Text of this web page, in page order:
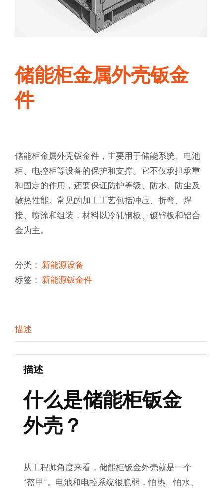
储能柜金属外壳钣金
件
储能柜金属外壳钣金件，主要用于储能系统、电池
柜、电控柜等设备的保护和支撑。它不仅承担承重
和固定的作用，还要保证防护等级、防水、防尘及
散热性能。常见的加工工艺包括冲压、折弯、焊
接、喷涂和组装，材料以冷轧钢板、镀锌板和铝合
金为主。
分类： 新能源设备
标签： 新能源钣金件
描述
描述
什么是储能柜钣金
外壳？
从工程师角度来看，储能柜钣金外壳就是一个
“盔甲”。电池和电控系统很脆弱，怕热、怕水、